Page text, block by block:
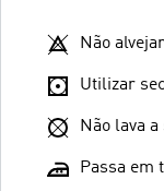
Não alvejar
Utilizar
Não lava a
Passa em